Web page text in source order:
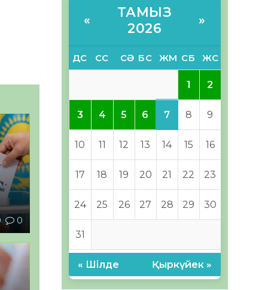
0
«
ТАМЫЗ
2026
»
ДС СС СӘ БС ЖМ СБ ЖС
1 2
3 4 5 6 7 8 9
10 11 12 13 14 15 16
17 18 19 20 21 22 23
24 25 26 27 28 29 30
31
« Шілде Қыркүйек »